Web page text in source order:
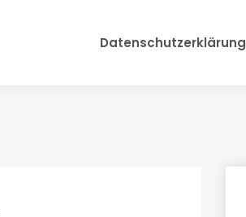
Datenschutzerklärung